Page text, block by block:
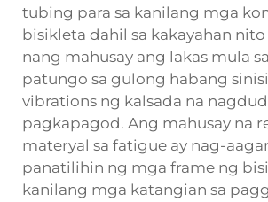
tubing para sa kanilang mga
bisikleta dahil sa kakayahan
nang mahusay ang lakas mula
patungo sa gulong habang
vibrations ng kalsada na
pagkapagod. Ang mahusay na
materyal sa fatigue ay nag-
panatilihin ng mga frame ng
kanilang mga katangian sa